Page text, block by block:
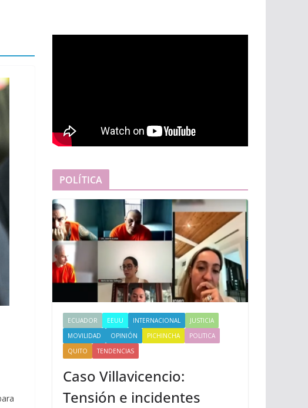
POLÍTICA
ECUADOR EEUU INTERNACIONAL
JUSTICIA
MOVILIDAD
OPINIÓN PICHINCHA
POLITICA
QUITO
TENDENCIAS
Caso Villavicencio:
Tensión e incidentes